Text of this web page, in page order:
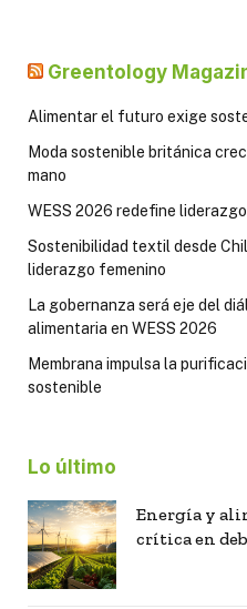
Greentology
Alimentar el futuro exige
Moda sostenible británica
mano
WESS 2026 redefine
Sostenibilidad textil desde
liderazgo femenino
La gobernanza será eje del
alimentaria en WESS 2026
Membrana impulsa la
sostenible
Lo último
Energía y
crítica en